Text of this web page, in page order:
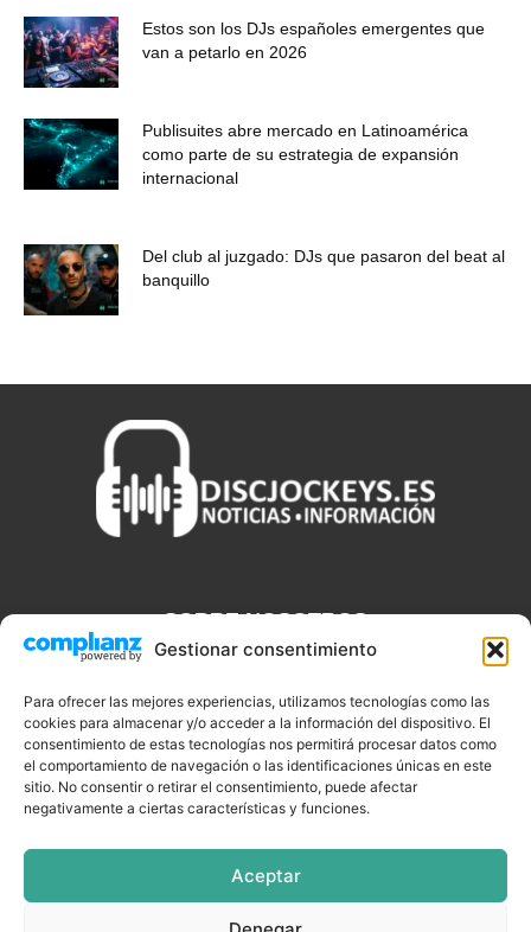
Gestionar consentimiento
Para ofrecer las mejores experiencias, utilizamos tecnologías como las
cookies para almacenar y/o acceder a la información del dispositivo. El
consentimiento de estas tecnologías nos permitirá procesar datos como
el comportamiento de navegación o las identificaciones únicas en este
sitio. No consentir o retirar el consentimiento, puede afectar
negativamente a ciertas características y funciones.
Aceptar
Estos son los DJs españoles emergentes que
van a petarlo en 2026
Publisuites abre mercado en Latinoamérica
como parte de su estrategia de expansión
internacional
Del club al juzgado: DJs que pasaron del beat al
banquillo
SOBRE NOSOTROS
que necesitas saber sobre noticias, novedades, tecnologías y
aplicaciones que te ayudaran a ser un mejor Djs.
SÍGUENOS